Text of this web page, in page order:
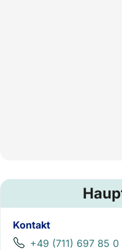
Kontakt
+49 (711) 697 85 0